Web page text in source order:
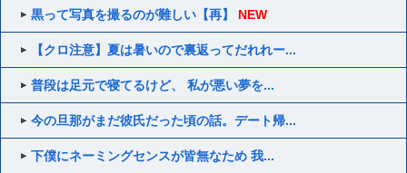
黒って写真を撮るのが難しい【再】 NEW
【クロ注意】夏は暑いので裏返ってだれれー...
普段は足元で寝てるけど、 私が悪い夢を...
今の旦那がまだ彼氏だった頃の話。デート帰...
下僕にネーミングセンスが皆無なため 我...